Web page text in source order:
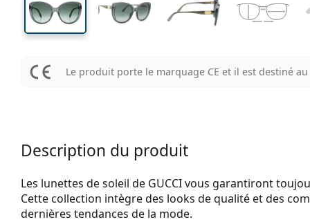
Le produit porte le marquage CE et il est destiné
Description du produit
Les lunettes de soleil de GUCCI vous garantiront
Cette collection intègre des looks de qualité et des
dernières tendances de la mode.